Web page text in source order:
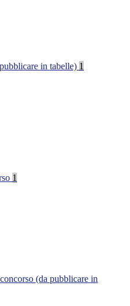
in tabelle) 1
1
(da pubblicare in